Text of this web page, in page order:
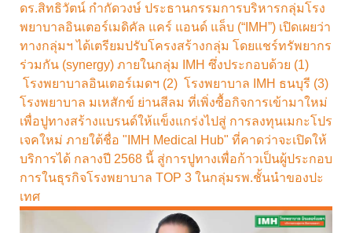
ดร.สิทธิวัตน์ กำกัดวงษ์ ประธานกรรมการบริหารกลุ่มโรง
พยาบาลอินเตอร์เมดิคัล แคร์ แอนด์ แล็บ (“IMH”) เปิดเผยว่า
ทางกลุ่มฯ ได้เตรียมปรับโครงสร้างกลุ่ม โดยแชร์ทรัพยากร
ร่วมกัน (synergy) ภายในกลุ่ม IMH ซึ่งประกอบด้วย (1)
โรงพยาบาลอินเตอร์เมดฯ (2) โรงพยาบาล IMH ธนบุรี (3)
โรงพยาบาล มเหสักข์ ย่านสีลม ที่เพิ่งซื้อกิจการเข้ามาใหม่
เพื่อปูทางสร้างแบรนด์ให้แข็งแกร่งไปสู่ การลงทุนเมกะโปร
เจคใหม่ ภายใต้ชื่อ "IMH Medical Hub" ที่คาดว่าจะเปิดให้
บริการได้ กลางปี 2568 นี้ สู่การปูทางเพื่อก้าวเป็นผู้ประกอบ
การในธุรกิจโรงพยาบาล TOP 3 ในกลุ่มรพ.ชั้นนำของปะ
เทศ